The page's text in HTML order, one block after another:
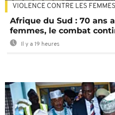
VIOLENCE CONTRE LES FEMMES
Afrique du Sud : 70 ans
femmes, le combat
Il y a 19 heures